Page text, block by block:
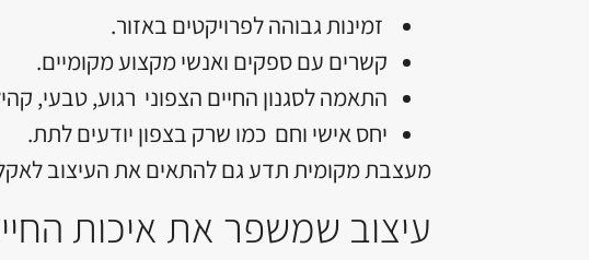
זמינות גבוהה לפרויקטים באזור.
קשרים עם ספקים ואנשי מקצוע מקומיים.
התאמה לסגנון החיים הצפוני רגוע, טבעי,
יחס אישי וחם כמו שרק בצפון יודעים לתת.
מעצבת מקומית תדע גם להתאים את העיצוב
עיצוב שמשפר את איכות